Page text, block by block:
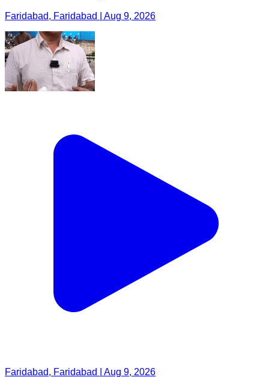
Faridabad, Faridabad | Aug 9, 2026
Faridabad, Faridabad | Aug 9, 2026